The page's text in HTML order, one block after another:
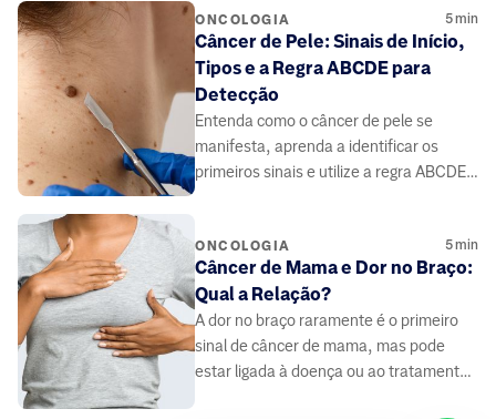
Informação para pacientes e familiares.
ONCOLOGIA 5min
Câncer de Pele: Sinais de Início,
Tipos e a Regra ABCDE para
Detecção
Entenda como o câncer de pele se
manifesta, aprenda a identificar os
primeiros sinais e utilize a regra ABCDE
ONCOLOGIA 5min
Câncer de Mama e Dor no Braço:
Qual a Relação?
A dor no braço raramente é o primeiro
sinal de câncer de mama, mas pode
estar ligada à doença ou ao tratamento.